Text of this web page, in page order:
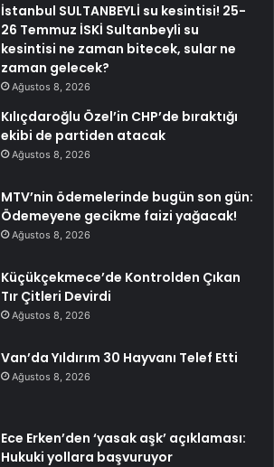
İstanbul SULTANBEYLİ su kesintisi! 25-
26 Temmuz İSKİ Sultanbeyli su
kesintisi ne zaman bitecek, sular ne
zaman gelecek?
Ağustos 8, 2026
Kılıçdaroğlu Özel’in CHP’de bıraktığı
ekibi de partiden atacak
Ağustos 8, 2026
MTV’nin ödemelerinde bugün son gün:
Ödemeyene gecikme faizi yağacak!
Ağustos 8, 2026
Küçükçekmece’de Kontrolden Çıkan
Tır Çitleri Devirdi
Ağustos 8, 2026
Van’da Yıldırım 30 Hayvanı Telef Etti
Ağustos 8, 2026
Ece Erken’den ‘yasak aşk’ açıklaması:
Hukuki yollara başvuruyor